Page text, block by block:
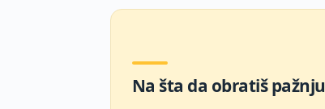
Na šta da obratiš pažnju